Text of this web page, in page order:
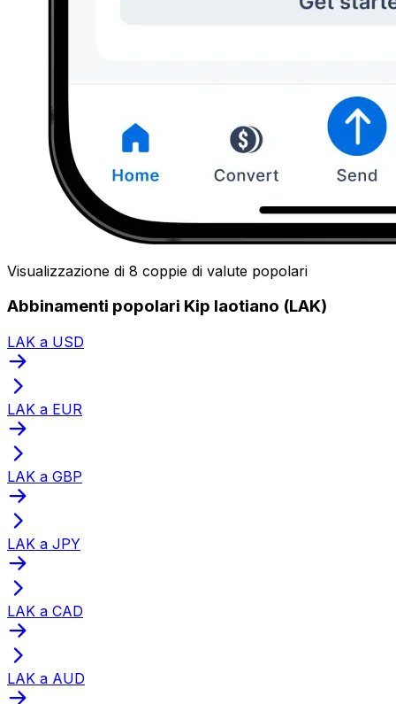
Visualizzazione di 8 coppie di valute popolari
Abbinamenti popolari Kip laotiano (LAK)
LAK a USD
LAK a EUR
LAK a GBP
LAK a JPY
LAK a CAD
LAK a AUD